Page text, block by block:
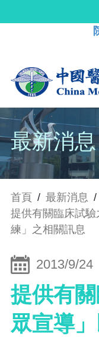
最新消息
首頁 / 最新消息 /
提供有關臨床試驗
練」之相關訊息
2013/9/24
提供有
眾宣導